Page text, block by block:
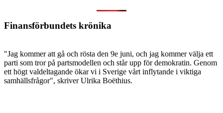
Finansförbundets krönika
"Jag kommer att gå och rösta den 9e juni, och jag kommer välja ett
parti som tror på partsmodellen och står upp för demokratin. Genom
ett högt valdeltagande ökar vi i Sverige vårt inflytande i viktiga
samhällsfrågor", skriver Ulrika Boëthius.